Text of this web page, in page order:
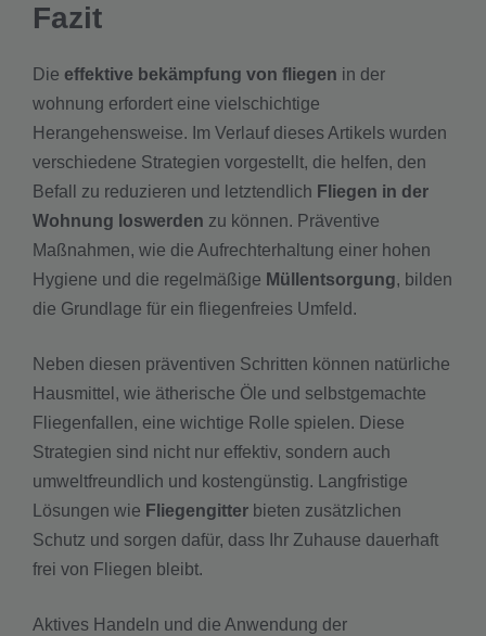
Fazit
Die effektive bekämpfung von fliegen in der
wohnung erfordert eine vielschichtige
Herangehensweise. Im Verlauf dieses Artikels wurden
verschiedene Strategien vorgestellt, die helfen, den
Befall zu reduzieren und letztendlich Fliegen in der
Wohnung loswerden zu können. Präventive
Maßnahmen, wie die Aufrechterhaltung einer hohen
Hygiene und die regelmäßige Müllentsorgung, bilden
die Grundlage für ein fliegenfreies Umfeld.
Neben diesen präventiven Schritten können natürliche
Hausmittel, wie ätherische Öle und selbstgemachte
Fliegenfallen, eine wichtige Rolle spielen. Diese
Strategien sind nicht nur effektiv, sondern auch
umweltfreundlich und kostengünstig. Langfristige
Lösungen wie Fliegengitter bieten zusätzlichen
Schutz und sorgen dafür, dass Ihr Zuhause dauerhaft
frei von Fliegen bleibt.
Aktives Handeln und die Anwendung der